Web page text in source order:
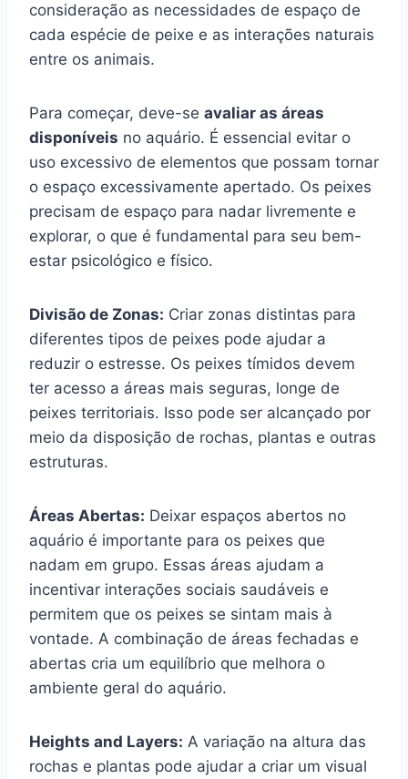
consideração as necessidades de espaço de
cada espécie de peixe e as interações naturais
entre os animais.
Para começar, deve-se avaliar as áreas
disponíveis no aquário. É essencial evitar o
uso excessivo de elementos que possam tornar
o espaço excessivamente apertado. Os peixes
precisam de espaço para nadar livremente e
explorar, o que é fundamental para seu bem-
estar psicológico e físico.
Divisão de Zonas: Criar zonas distintas para
diferentes tipos de peixes pode ajudar a
reduzir o estresse. Os peixes tímidos devem
ter acesso a áreas mais seguras, longe de
peixes territoriais. Isso pode ser alcançado por
meio da disposição de rochas, plantas e outras
estruturas.
Áreas Abertas: Deixar espaços abertos no
aquário é importante para os peixes que
nadam em grupo. Essas áreas ajudam a
incentivar interações sociais saudáveis e
permitem que os peixes se sintam mais à
vontade. A combinação de áreas fechadas e
abertas cria um equilíbrio que melhora o
ambiente geral do aquário.
Heights and Layers: A variação na altura das
rochas e plantas pode ajudar a criar um visual